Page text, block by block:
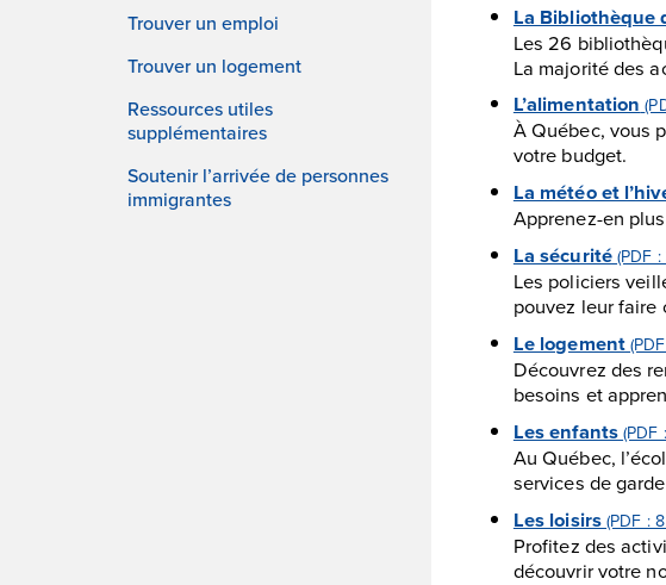
Trouver un emploi
Trouver un logement
Ressources utiles
supplémentaires
Soutenir l’arrivée de personnes
immigrantes
La Bibliothèque
Les 26
La majorité des
L’alimentation
À Québec, vous
votre budget.
La météo et
Apprenez-en
La sécurité (PDF :
Les policiers
pouvez leur faire
Le logement
Découvrez des
besoins et
Les enfants (PDF
Au Québec,
services de
Les loisirs (PDF : 8
Profitez des
découvrir votre